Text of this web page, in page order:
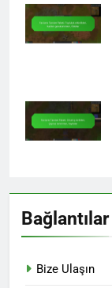
Bağlantılar
Bize Ulaşın